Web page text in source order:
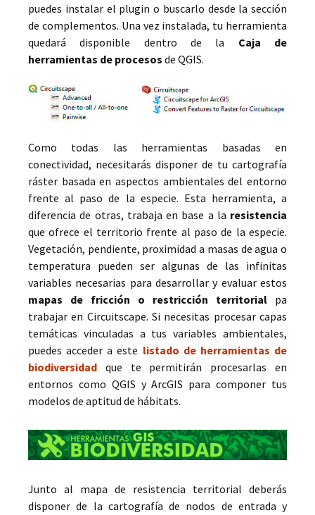
puedes instalar el plugin o buscarlo desde la sección
de complementos. Una vez instalada, tu herramienta
quedará disponible dentro de la Caja de
herramientas de procesos de QGIS.
Como todas las herramientas basadas en
conectividad, necesitarás disponer de tu cartografía
ráster basada en aspectos ambientales del entorno
frente al paso de la especie. Esta herramienta, a
diferencia de otras, trabaja en base a la resistencia
que ofrece el territorio frente al paso de la especie.
Vegetación, pendiente, proximidad a masas de agua o
temperatura pueden ser algunas de las infinitas
variables necesarias para desarrollar y evaluar estos
mapas de fricción o restricción territorial pa
trabajar en Circuitscape. Si necesitas procesar capas
temáticas vinculadas a tus variables ambientales,
puedes acceder a este listado de herramientas de
biodiversidad que te permitirán procesarlas en
entornos como QGIS y ArcGIS para componer tus
modelos de aptitud de hábitats.
Junto al mapa de resistencia territorial deberás
disponer de la cartografía de nodos de entrada y